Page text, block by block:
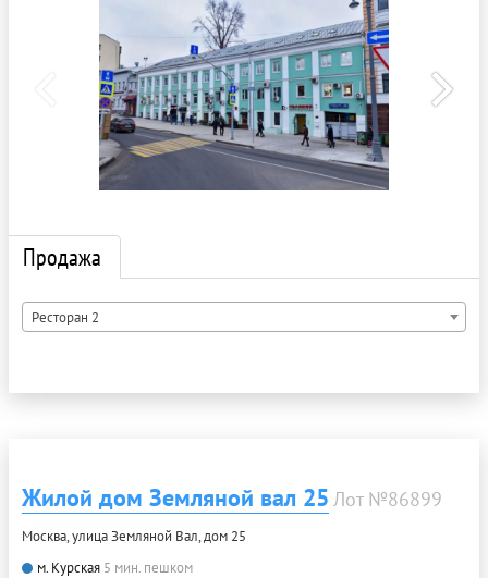
Продажа
Ресторан 2
Жилой дом Земляной вал 25 Лот №86899
Москва, улица Земляной Вал, дом 25
м. Курская 5 мин. пешком